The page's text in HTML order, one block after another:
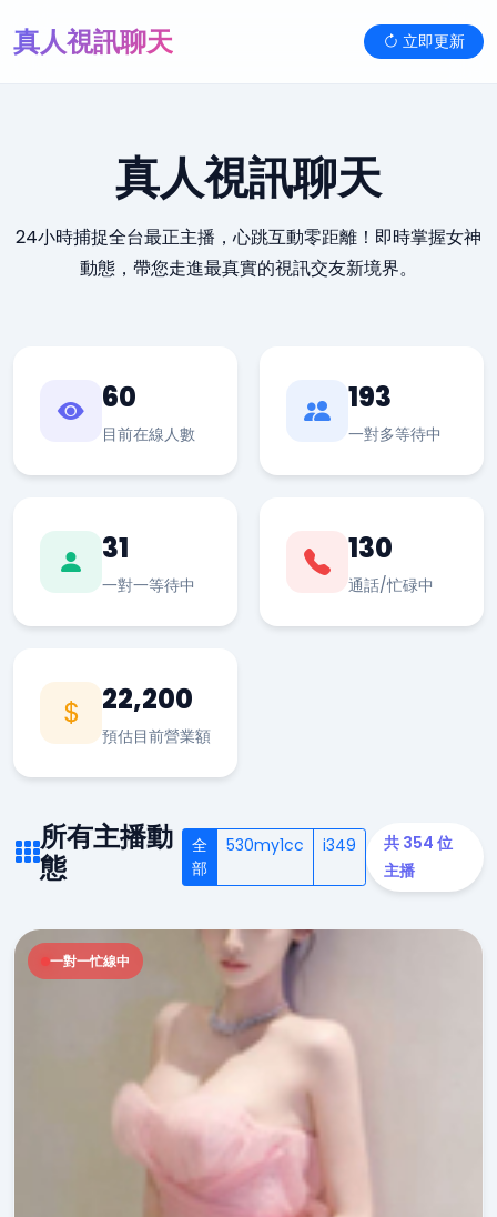
真人視訊聊天 立即更新
真人視訊聊天
24小時捕捉全台最正主播，心跳互動零距離！即時掌握女神
動態，帶您走進最真實的視訊交友新境界。
60
目前在線人數
193
一對多等待中
31
一對一等待中
130
通話/忙碌中
22,200
預估目前營業額
所有主播動
態
全
部
530my1cc i349
共 354 位
主播
一對一忙線中